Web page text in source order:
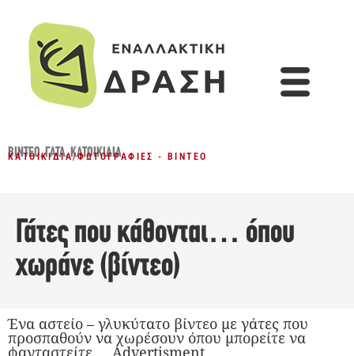
ΒΊΝΤΕΟ,ΓΆΤΑ,ΚΑΤΟΙΚΊΔΙΑ
ΚΑΤΟΙΚΊΔΙΑ/ΦΩΤΟΓΡΑΦΊΕΣ - ΒΊΝΤΕΟ
Γάτες που κάθονται… όπου
χωράνε (βίντεο)
Ένα αστείο – γλυκύτατο βίντεο με γάτες που
προσπαθούν να χωρέσουν όπου μπορείτε να
φανταστείτε…. Advertisment